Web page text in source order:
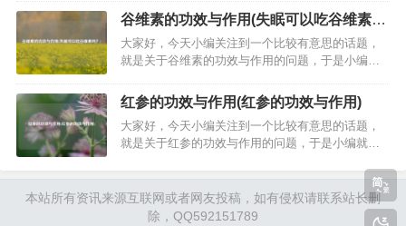
答，让我们一起看看吧。参苓白术丸的功效与作用
是什么？参苓白术丸是可以治疗脾虚导致的腹泻，
腹胀，消化不良疾病。症状腹泻，腹痛，食少纳
呆，疲倦懒言，气短乏力等情况。对于体内…
谷维素的功效与作用(失眠可以吃谷维素
吗？)
大家好，今天小编关注到一个比较有意思的话题，
就是关于谷维素的功效与作用的问题，于是小编就
我们一起看看吧。更年期综合征吃谷维素有什么作
用？更年期综合征吃谷维素对于治疗更年期综合征
有一定的效果，而且副作用比较轻微。更年期妇女
会有情绪波动、烦躁不安、失眠多梦等…
红参的功效与作用(红参的功效与作用)
大家好，今天小编关注到一个比较有意思的话题，
就是关于红参的功效与作用的问题，于是小编就整
一起看看吧。红参泡水喝的功效是什么？红参泡水
这种食用方法自古就有，古代的名门贵族每天都会
喝一杯参茶，提神养气滋补身体，但需要长期适量
本站所有资讯来源互联网或者网友投稿，如有侵权请联系站长删
除，QQ592151789